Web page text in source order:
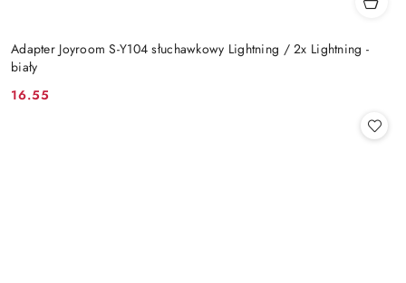
Adapter Joyroom S-Y104 słuchawkowy Lightning / 2x Lightning -
biały
Cena:
16.55